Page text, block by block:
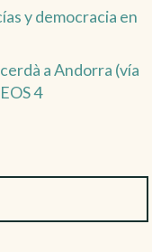
y democracia en
a Andorra (vía
4